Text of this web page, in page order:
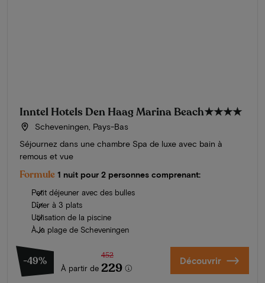
Inntel Hotels Den Haag Marina Beach★★★★
Scheveningen, Pays-Bas
Séjournez dans une chambre Spa de luxe avec bain à
remous et vue
Formule 1 nuit pour 2 personnes comprenant:
Petit déjeuner avec des bulles
Dîner à 3 plats
Utilisation de la piscine
À la plage de Scheveningen
-49%
À partir de
452
229 Découvrir